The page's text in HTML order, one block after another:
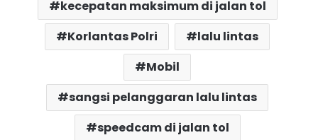
kecepatan maksimum di jalan tol
Korlantas Polri
lalu lintas
Mobil
sangsi pelanggaran lalu lintas
speedcam di jalan tol